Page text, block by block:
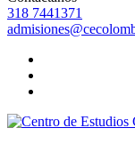
318 7441371